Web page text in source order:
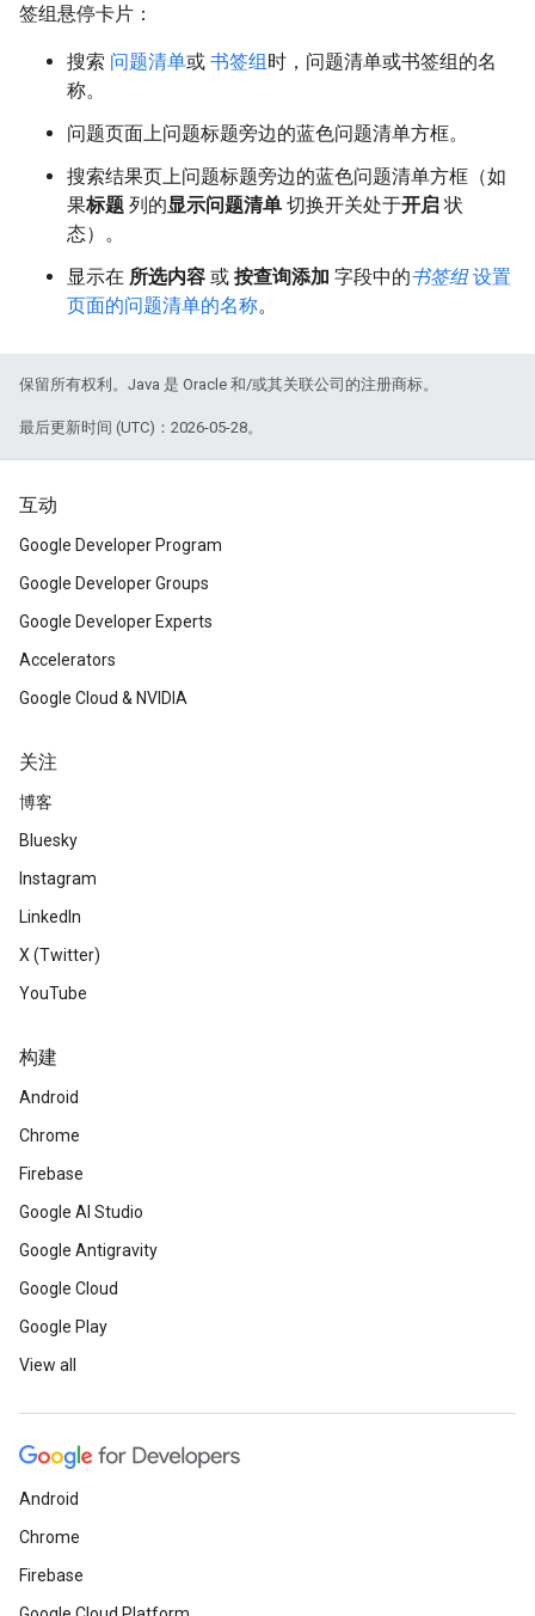
签组悬停卡片：
搜索 问题清单或 书签组时，问题清单或书签组的名
称。
问题页面上问题标题旁边的蓝色问题清单方框。
搜索结果页上问题标题旁边的蓝色问题清单方框（如
果标题 列的显示问题清单 切换开关处于开启 状
态）。
显示在 所选内容 或 按查询添加 字段中的书签组设置
页面的问题清单的名称。
保留所有权利。Java 是 Oracle 和/或其关联公司的注册商标。
最后更新时间 (UTC)：2026-05-28。
互动
Google Developer Program
Google Developer Groups
Google Developer Experts
Accelerators
Google Cloud & NVIDIA
关注
博客
Bluesky
Instagram
LinkedIn
X (Twitter)
YouTube
构建
Android
Chrome
Firebase
Google AI Studio
Google Antigravity
Google Cloud
Google Play
View all
Android
Chrome
Firebase